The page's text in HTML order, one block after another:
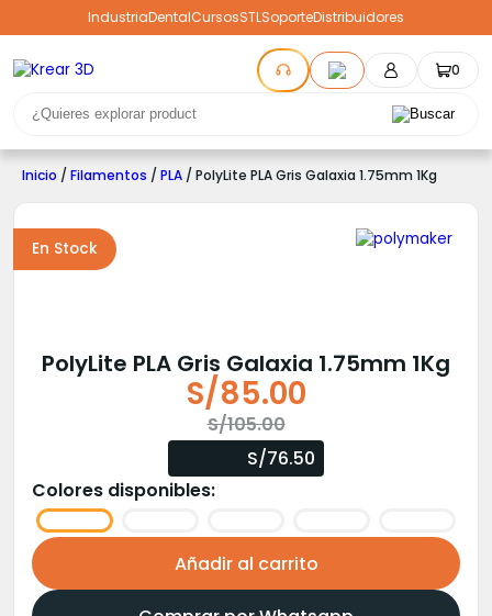
IndustriaDentalCursosSTLSoporteDistribuidores
0
Inicio / Filamentos / PLA / PolyLite PLA Gris Galaxia 1.75mm 1Kg
En Stock
PolyLite PLA Gris Galaxia 1.75mm 1Kg
S/105.00
original
era:
S/105.00.
S/85.00
actual
es:
S/85.00.
S/76.50
Colores disponibles:
Añadir al carrito